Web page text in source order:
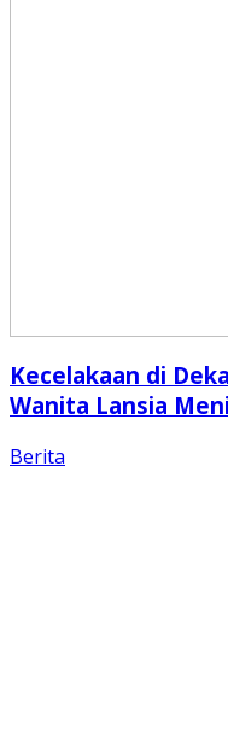
Kecelakaan di
Wanita Lansia
Berita